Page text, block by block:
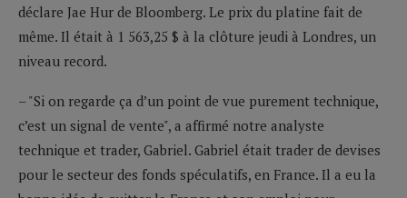
déclare Jae Hur de Bloomberg. Le prix du platine fait de
même. Il était à 1 563,25 $ à la clôture jeudi à Londres, un
niveau record.
– "Si on regarde ça d’un point de vue purement technique,
c’est un signal de vente", a affirmé notre analyste
technique et trader, Gabriel. Gabriel était trader de devises
pour le secteur des fonds spéculatifs, en France. Il a eu la